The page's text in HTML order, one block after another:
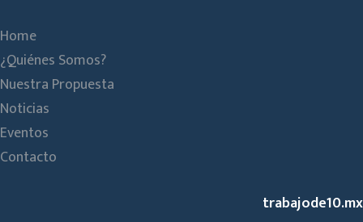
Home
¿Quiénes Somos?
Nuestra Propuesta
Noticias
Eventos
Contacto
trabajode10.mx